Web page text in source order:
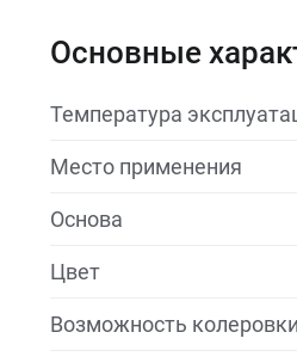
Основные
Температура
Место применения
Основа
Цвет
Возможность колеровки